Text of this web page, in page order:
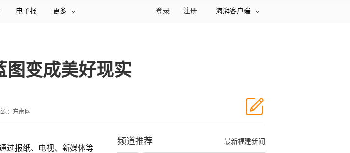
电子报 更多 海湃客户端
注册
登录
图变成美好现实
：东南网
过报纸、电视、新媒体等
最新福建新闻
频道推荐